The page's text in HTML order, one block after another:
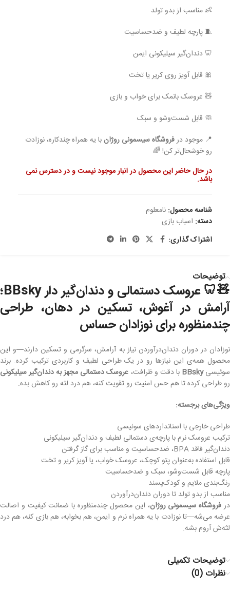
👶 مناسب از بدو تولد
🧵 پارچه لطیف و ضدحساسیت
🦷 دندان‌گیر سیلیکونی ایمن
🎀 قابل آویز روی کریر یا تخت
🧸 عروسک بانمک برای خواب و بازی
🧼 قابل شست‌وشو و سبک
📍 موجود درفروشگاه سیسمونی روژان با یه همراه چندکاره، نوزادت
رو خوشحال‌تر کن! 🌈
در حال حاضر این محصول در انبار موجود نیست و در دسترس نمی
باشد.
شناسه محصول: نامعلوم
دسته: اسباب بازی
اشتراک گذاری:
توضیحات
🧸🦷
عروسک دستمالی و دندان‌گیر دار BBsky؛
آرامش در آغوش، تسکین در دهان، طراحی
چندمنظوره برای نوزادان حساس
نوزادان در دوران دندان‌درآوردن نیاز به آرامش، سرگرمی و تسکین دارند—و این
محصول همه‌ی این نیازها رو در یک طراحی لطیف و کاربردی ترکیب کرده. برند
سوئیسیBBsky با دقت و ظرافت، عروسک دستمالی مجهز به دندان‌گیر سیلیکونی
رو طراحی کرده تا هم حس امنیت رو تقویت کنه، هم درد لثه رو کاهش بده.
ویژگی‌های برجسته:
طراحی خارجی با استانداردهای سوئیسی
ترکیب عروسک نرم با پارچه‌ی دستمالی لطیف و دندان‌گیر سیلیکونی
دندان‌گیر فاقد BPA، ضدحساسیت و مناسب برای گاز گرفتن
قابل استفاده به‌عنوان پتو کوچک، عروسک خواب، یا آویز کریر و تخت
پارچه قابل شست‌وشو، سبک و ضدحساسیت
رنگ‌بندی ملایم و کودک‌پسند
مناسب از بدو تولد تا دوران دندان‌درآوردن
درفروشگاه سیسمونی روژان، این محصول چندمنظوره با ضمانت کیفیت و اصالت
عرضه می‌شه—تا نوزادت با یه همراه نرم و ایمن، هم بخوابه، هم بازی کنه، هم درد
لثه‌ش آروم بشه.
توضیحات تکمیلی
نظرات (0)